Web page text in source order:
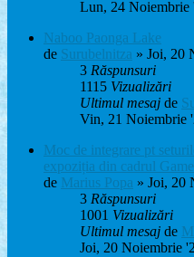
Lun, 24 Noiembrie
Naboo Paonga Lake
de Surubelnitza » Joi, 20
3 Răspunsuri
1115 Vizualizări
Ultimul mesaj de
Vin, 21 Noiembrie
Moc de integrare pt
expoziția din cadrul
de Marius Popa » Joi, 20
3 Răspunsuri
1001 Vizualizări
Ultimul mesaj de
Joi, 20 Noiembrie